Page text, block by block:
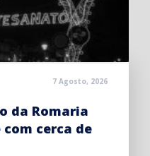
7 Agosto, 2026
da Romaria
com cerca de